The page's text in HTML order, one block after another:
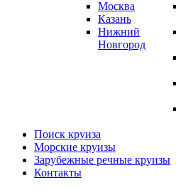
Москва
Казань
Нижний
Новгород
Поиск круиза
Морские круизы
Зарубежные речные круизы
Контакты